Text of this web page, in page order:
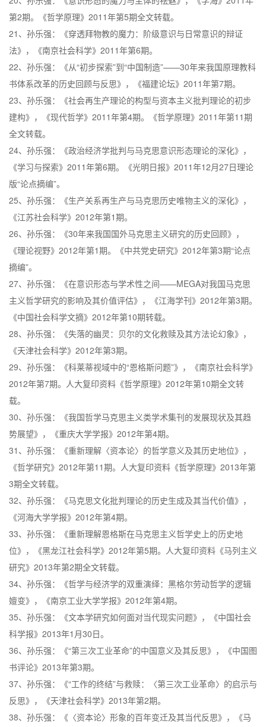
第2期。《哲学原理》2011年第5期全文转载。
21、孙乐强：《穿透拜物教的魔力：阶级意识与日常意识的辩证
法》，《南京社会科学》2011年第6期。
22、孙乐强：《从“初步探索”到“中国制造”——30年来我国原理教科
书体系改革的历史回顾与反思》，《福建论坛》2011年第7期。
23、孙乐强：《社会再生产理论的构型与资本主义批判理论的初步
建构》，《现代哲学》2011年第4期。《哲学原理》2011年第11期
全文转载。
24、孙乐强：《政治经济学批判与马克思意识形态理论的深化》，
《学习与探索》2011年第6期。《光明日报》2011年12月27日理论
版“论点摘编”。
25、孙乐强：《生产关系再生产与马克思历史唯物主义的深化》，
《江苏社会科学》2012年第1期。
26、孙乐强：《30年来我国国外马克思主义研究的历史回顾》，
《理论视野》2012年第1期。《中共党史研究》2012年第3期“论点
摘编”。
27、孙乐强：《在意识形态与学术性之间——MEGA对我国马克思
主义哲学研究的影响及其价值评估》，《江海学刊》2012年第3期。
《中国社会科学文摘》2012年第10期转载。
28、孙乐强：《失落的幽灵：贝尔的文化救赎及其方法论幻象》，
《天津社会科学》2012年第3期。
29、孙乐强：《科莱蒂视域中的“恩格斯问题”》，《南京社会科学》
2012年第7期。人大复印资料《哲学原理》2012年第10期全文转
载。
30、孙乐强：《我国哲学马克思主义类学术集刊的发展现状及其趋
势展望》，《重庆大学学报》2012年第4期。
31、孙乐强：《重新理解〈资本论〉的哲学意义及其历史地位》，
《哲学研究》2012年第11期。人大复印资料《哲学原理》2013年第
3期全文转载。
32、孙乐强：《马克思文化批判理论的历史生成及其当代价值》，
《河海大学学报》2012年第4期。
33、孙乐强：《重新理解恩格斯在马克思主义哲学史上的历史地
位》，《黑龙江社会科学》2012年第5期。人大复印资料《马列主义
研究》2013年第2期全文转载。
34、孙乐强：《哲学与经济学的双重演绎：黑格尔劳动哲学的逻辑
嬗变》，《南京工业大学学报》2012年第4期。
35、孙乐强：《文本学研究如何面对当代现实问题》，《中国社会
科学报》2013年1月30日。
36、孙乐强：《“第三次工业革命”的中国意义及其反思》，《中国图
书评论》2013年第3期。
37、孙乐强：《“工作的终结”与救赎：〈第三次工业革命〉的启示与
反思》，《天津社会科学》2013年第2期。
38、孙乐强：《〈资本论〉形象的百年变迁及其当代反思》，《马